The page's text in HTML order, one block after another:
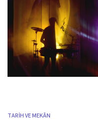
TARİH VE MEKÂN